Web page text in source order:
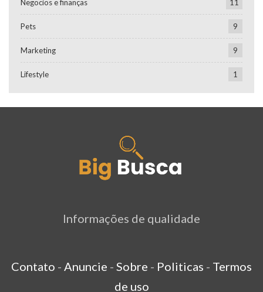
Negocios e finanças 11
Pets 9
Marketing 9
Lifestyle 1
Informações de qualidade
Contato - Anuncie - Sobre - Politicas - Termos
de uso